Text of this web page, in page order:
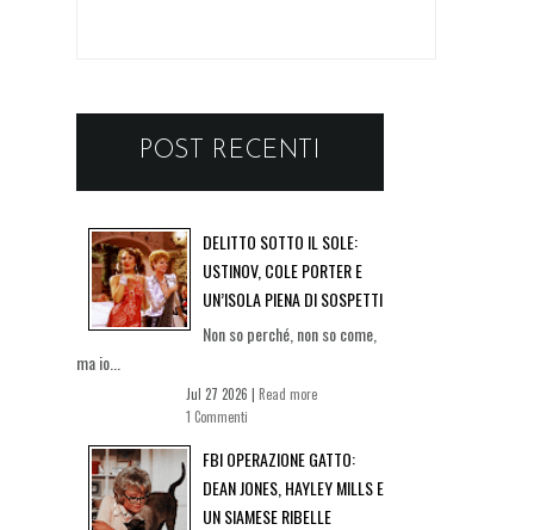
POST RECENTI
DELITTO SOTTO IL SOLE:
USTINOV, COLE PORTER E
UN’ISOLA PIENA DI SOSPETTI
Non so perché, non so come,
ma io...
Jul 27 2026 | Read more
1 Commenti
FBI OPERAZIONE GATTO:
DEAN JONES, HAYLEY MILLS E
UN SIAMESE RIBELLE